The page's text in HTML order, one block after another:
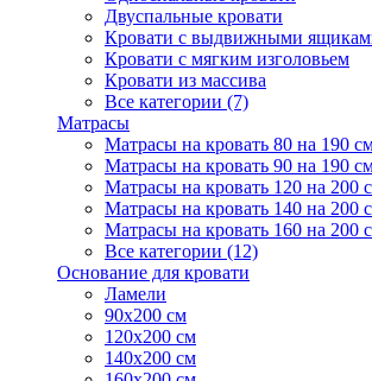
Двуспальные кровати
Кровати с выдвижными
Кровати с мягким изголовьем
Кровати из массива
Все категории (7)
Матрасы
Матрасы на кровать 80 на 190
Матрасы на кровать 90 на 190
Матрасы на кровать 120 на 200
Матрасы на кровать 140 на 200
Матрасы на кровать 160 на 200
Все категории (12)
Основание для кровати
Ламели
90х200 см
120х200 см
140х200 см